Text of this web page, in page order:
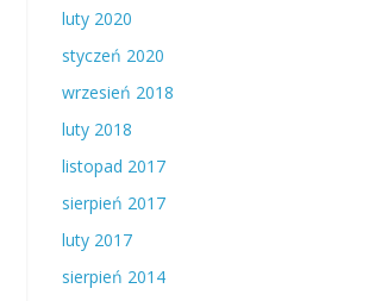
luty 2020
styczeń 2020
wrzesień 2018
luty 2018
listopad 2017
sierpień 2017
luty 2017
sierpień 2014